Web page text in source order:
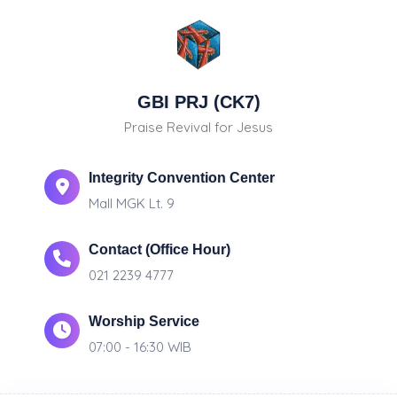
GBI PRJ (CK7)
Praise Revival for Jesus
Integrity Convention Center
Mall MGK Lt. 9
Contact (Office Hour)
021 2239 4777
Worship Service
07:00 - 16:30 WIB